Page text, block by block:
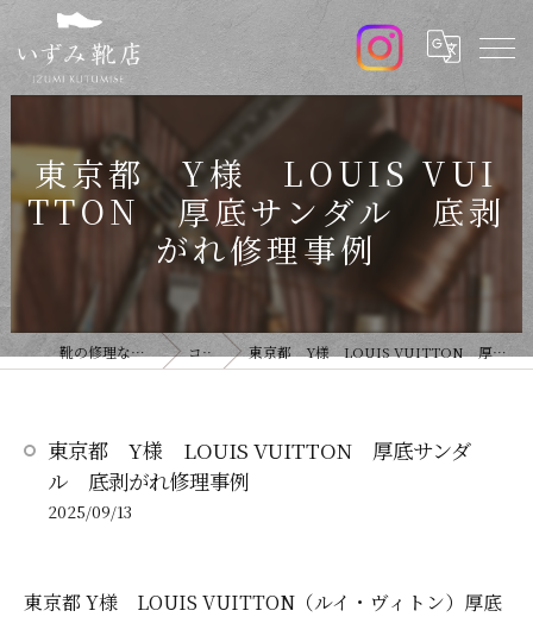
東京都 Y様 LOUIS VUI
TTON 厚底サンダル 底剥
がれ修理事例
靴の修理ならいずみ靴店 コラム 東京都 Y様 LOUIS VUITTON 厚底サンダル 底剥がれ修理事例
東京都 Y様 LOUIS VUITTON 厚底サンダ
ル 底剥がれ修理事例
2025/09/13
東京都 Y様 LOUIS VUITTON（ルイ・ヴィトン）厚底